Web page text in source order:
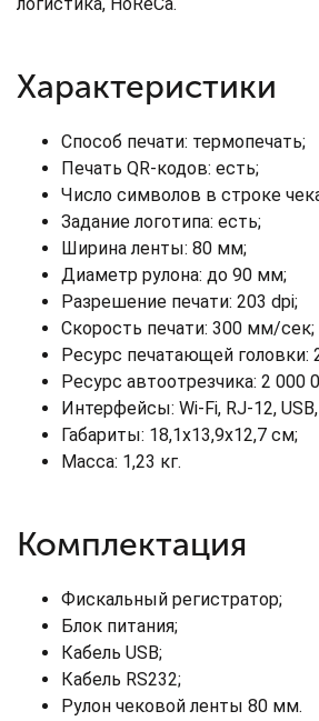
Характеристики
Способ печати: термопечать;
Печать QR-кодов: есть;
Число символов в строке
Задание логотипа: есть;
Ширина ленты: 80 мм;
Диаметр рулона: до 90 мм;
Разрешение печати: 203 dpi;
Скорость печати: 300 мм/сек;
Ресурс печатающей головки:
Ресурс автоотрезчика: 2 000
Интерфейсы: Wi-Fi, RJ-12,
Габариты: 18,1x13,9x12,7 см;
Масса: 1,23 кг.
Комплектация
Фискальный регистратор;
Блок питания;
Кабель USB;
Кабель RS­232;
Рулон чековой ленты 80 мм.